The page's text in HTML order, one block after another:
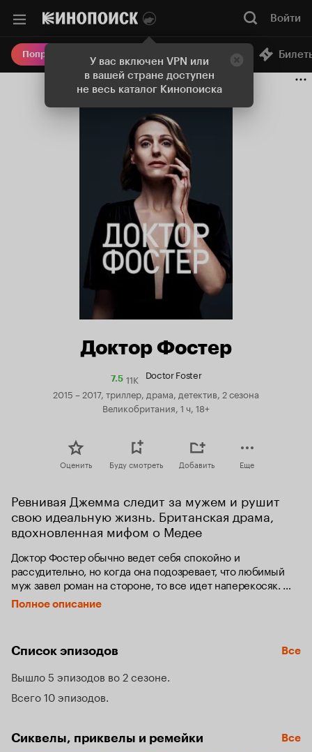
У вас включен VPN или
в вашей стране доступен
не весь каталог Кинопоиска
Войти
Попробовать Плюс Онлайн-кинотеатр
Доктор Фостер
7.5Рейтинг
11K Doctor Foster
2015 – 2017, триллер, драма, детектив, 2 сезона
Великобритания, 1 ч, 18+
Оценить Буду смотреть Добавить Еще
Ревнивая Джемма следит за мужем и рушит
свою идеальную жизнь. Британская драма,
вдохновленная мифом о Медее
Доктор Фостер обычно ведет себя спокойно и
рассудительно, но когда она подозревает, что любимый
муж завел роман на стороне, то все идет наперекосяк.
Теперь у женщины всего лишь одна цель - понять, что на
самом деле происходит в её жизни. Однако разборки
ту самую милую и спокойную женщину.
Полное описание
Список эпизодов Все
Вышло 5 эпизодов во 2 сезоне
Всего 10 эпизодов
Сиквелы, приквелы и ремейки Все